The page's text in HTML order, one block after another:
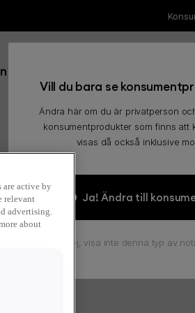
Vill du bara se
Ändra här om du är privatperson
konsumentprodukter som finns att
visas då också inklusive
Ja! Ändra till
Nej, visa inte denna typ av
are active by
relevant
advertising.
about